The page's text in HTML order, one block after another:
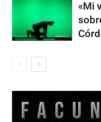
«Mi